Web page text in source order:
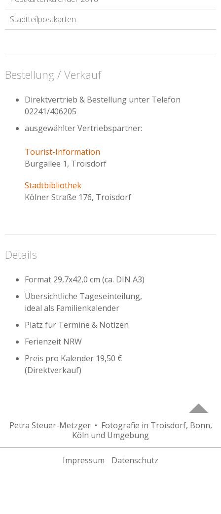
Stadtteilpostkarten
Bestellung / Verkauf
Direktvertrieb & Bestellung unter Telefon
02241/406205
ausgewählter Vertriebspartner:
Tourist-Information
Burgallee 1, Troisdorf
Stadtbibliothek
Kölner Straße 176, Troisdorf
Details
Format 29,7x42,0 cm (ca. DIN A3)
Übersichtliche Tageseinteilung,
ideal als Familienkalender
Platz für Termine & Notizen
Ferienzeit NRW
Preis pro Kalender 19,50 €
(Direktverkauf)
Petra Steuer-Metzger • Fotografie in Troisdorf, Bonn,
Köln und Umgebung
Impressum Datenschutz